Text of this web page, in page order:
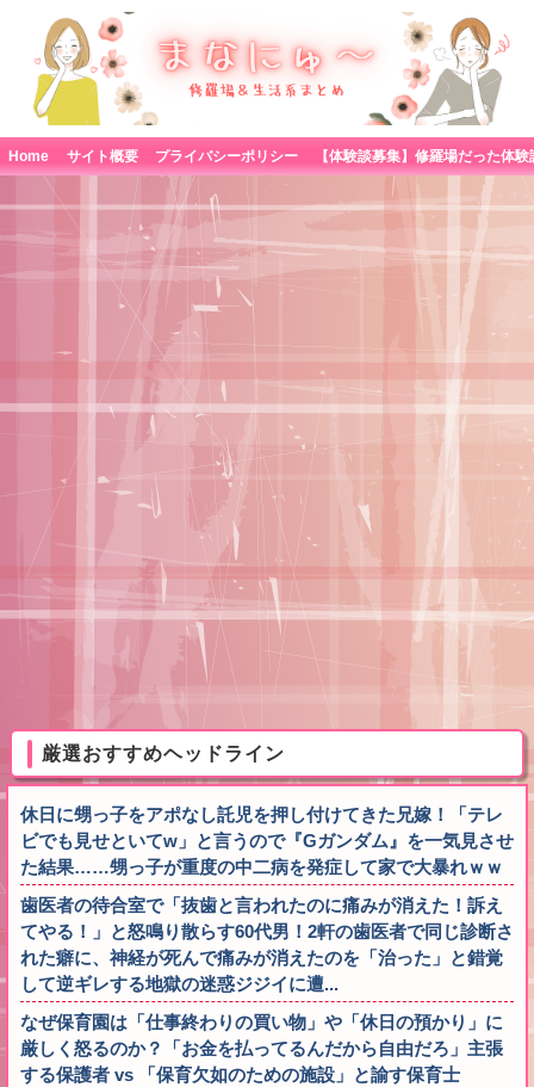
Home サイト概要 プライバシーポリシー
厳選おすすめヘッドライン
休日に甥っ子をアポなし託児を押し付けてきた兄嫁！「テレ
ビでも見せといてw」と言うので『Gガンダム』を一気見させ
た結果……甥っ子が重度の中二病を発症して家で大暴れｗｗ
歯医者の待合室で「抜歯と言われたのに痛みが消えた！訴え
てやる！」と怒鳴り散らす60代男！2軒の歯医者で同じ診断さ
れた癖に、神経が死んで痛みが消えたのを「治った」と錯覚
して逆ギレする地獄の迷惑ジジイに遭...
なぜ保育園は「仕事終わりの買い物」や「休日の預かり」に
厳しく怒るのか？「お金を払ってるんだから自由だろ」主張
する保護者 vs 「保育欠如のための施設」と諭す保育士